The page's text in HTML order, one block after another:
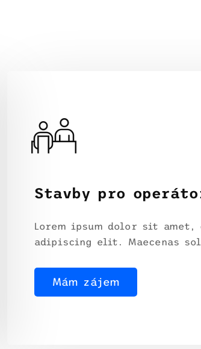
Stavby pro
Lorem ipsum dolor sit amet,
adipiscing elit. Maecenas
Mám zájem